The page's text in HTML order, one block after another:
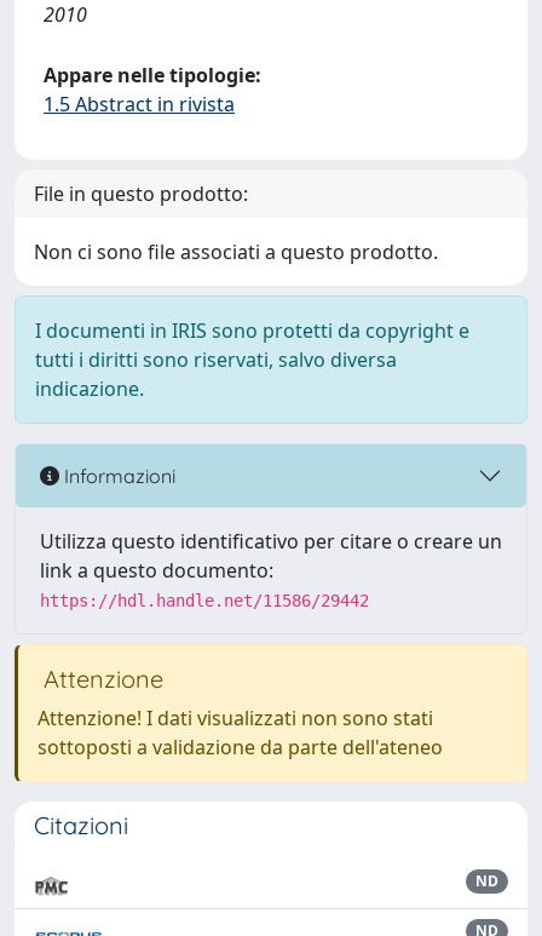
2010
Appare nelle tipologie:
1.5 Abstract in rivista
File in questo prodotto:
Non ci sono file associati a questo prodotto.
I documenti in IRIS sono protetti da copyright e
tutti i diritti sono riservati, salvo diversa
indicazione.
Informazioni
Utilizza questo identificativo per citare o creare un
link a questo documento:
https://hdl.handle.net/11586/29442
Attenzione
Attenzione! I dati visualizzati non sono stati
sottoposti a validazione da parte dell'ateneo
Citazioni
ND
ND